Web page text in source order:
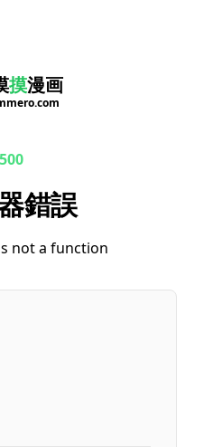
摸漫画
500
錯誤
not a function